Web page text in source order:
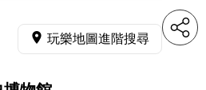
玩樂地圖進階搜尋